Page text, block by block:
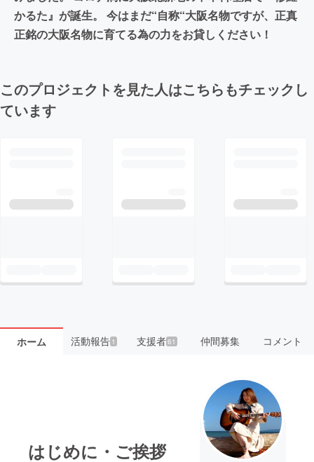
かるた』が誕生。 今はまだ“自称“大阪名物ですが、正真
正銘の大阪名物に育てる為の力をお貸しください！
このプロジェクトを見た人はこちらもチェックし
ています
ホーム 活動報告1 支援者61 仲間募集 コメント
はじめに・ご挨拶